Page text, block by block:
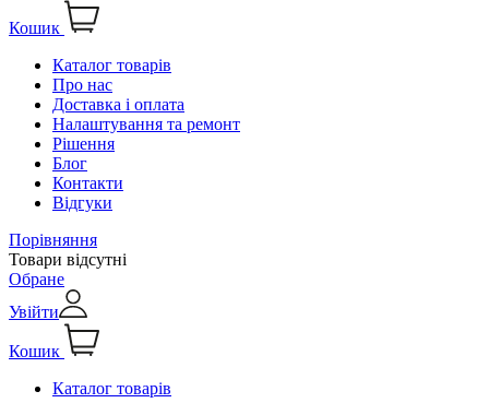
Кошик
Каталог товарів
Про нас
Доставка і оплата
Налаштування та ремонт
Рішення
Блог
Контакти
Відгуки
Порівняння
Товари відсутні
Обране
Увійти
Кошик
Каталог товарів